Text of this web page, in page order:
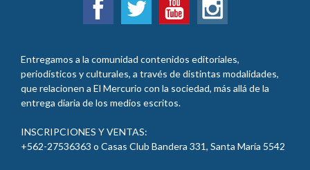
Entregamos a la comunidad contenidos editoriales,
periodísticos y culturales, a través de distintas modalidades,
que relacionen a El Mercurio con la sociedad, más allá de la
entrega diaria de los medios escritos.
INSCRIPCIONES Y VENTAS:
+562-27536363 o Casas Club Bandera 331, Santa María 5542